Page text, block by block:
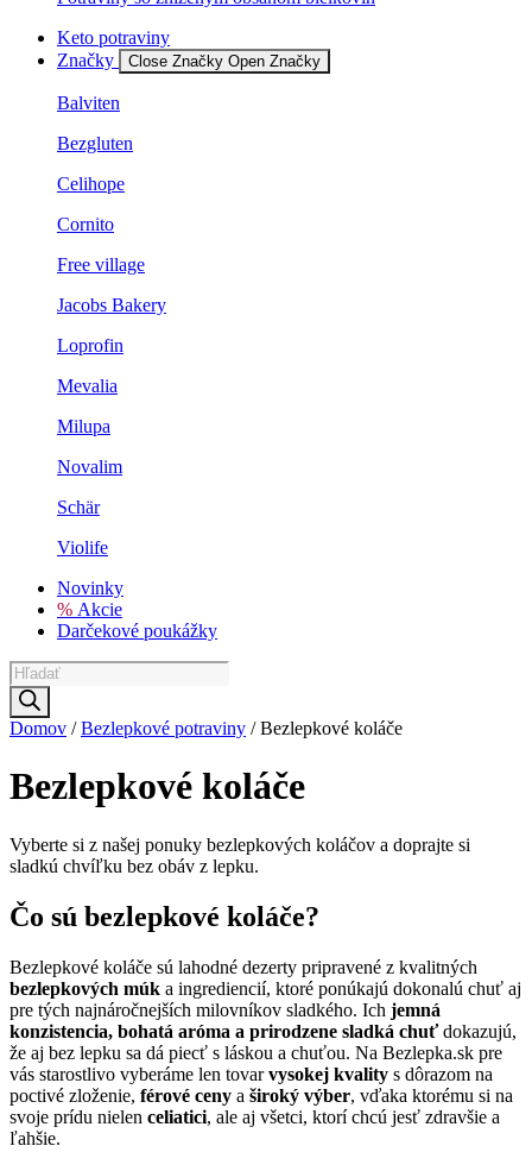
Keto potraviny
Značky
Close Značky Open Značky
Balviten
Bezgluten
Celihope
Cornito
Free village
Jacobs Bakery
Loprofin
Mevalia
Milupa
Novalim
Schär
Violife
Novinky
% Akcie
Darčekové poukážky
Products
search
Domov /Bezlepkové potraviny / Bezlepkové koláče
Bezlepkové koláče
Vyberte si z našej ponuky bezlepkových koláčov a doprajte si
sladkú chvíľku bez obáv z lepku.
Čo sú bezlepkové koláče?
Bezlepkové koláče sú lahodné dezerty pripravené z kvalitných
bezlepkových múk a ingrediencií, ktoré ponúkajú dokonalú chuť aj
pre tých najnáročnejších milovníkov sladkého. Ich jemná
konzistencia, bohatá aróma a prirodzene sladká chuťdokazujú,
že aj bez lepku sa dá piecť s láskou a chuťou. Na Bezlepka.sk pre
vás starostlivo vyberáme len tovarvysokej kvality s dôrazom na
poctivé zloženie, férové ceny a široký výber, vďaka ktorému si na
svoje prídu nielen celiatici, ale aj všetci, ktorí chcú jesť zdravšie a
ľahšie.